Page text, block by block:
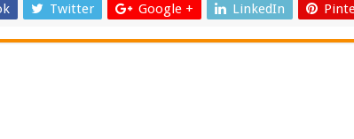
Twitter Google + LinkedIn